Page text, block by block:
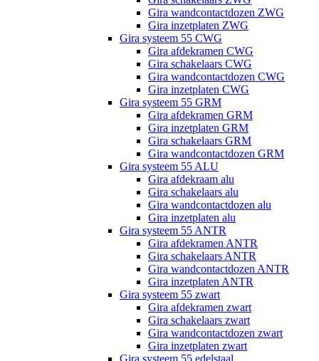
Gira wandcontactdozen ZWG
Gira inzetplaten ZWG
Gira systeem 55 CWG
Gira afdekramen CWG
Gira schakelaars CWG
Gira wandcontactdozen CWG
Gira inzetplaten CWG
Gira systeem 55 GRM
Gira afdekramen GRM
Gira inzetplaten GRM
Gira schakelaars GRM
Gira wandcontactdozen GRM
Gira systeem 55 ALU
Gira afdekraam alu
Gira schakelaars alu
Gira wandcontactdozen alu
Gira inzetplaten alu
Gira systeem 55 ANTR
Gira afdekramen ANTR
Gira schakelaars ANTR
Gira wandcontactdozen ANTR
Gira inzetplaten ANTR
Gira systeem 55 zwart
Gira afdekramen zwart
Gira schakelaars zwart
Gira wandcontactdozen zwart
Gira inzetplaten zwart
Gira systeem 55 edelstaal